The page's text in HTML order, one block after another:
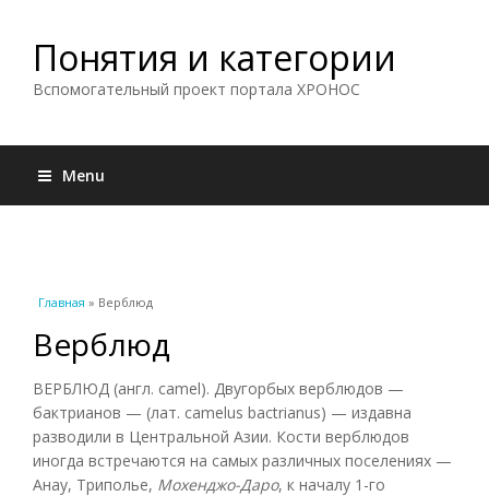
Понятия и категории
Вспомогательный проект портала ХРОНОС
Menu
Вы здесь
Главная » Верблюд
Верблюд
ВЕРБЛЮД (англ. camel). Двугорбых верблюдов —
бактрианов — (лат. camelus bactrianus) — издавна
разводили в Центральной Азии. Кости верблюдов
иногда встречаются на самых различных поселениях —
Анау, Триполье, Мохенджо-Даро, к началу 1-го